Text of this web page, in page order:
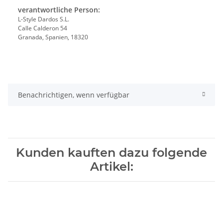
verantwortliche Person:
L-Style Dardos S.L.
Calle Calderon 54
Granada, Spanien, 18320
Benachrichtigen, wenn verfügbar
Kunden kauften dazu folgende
Artikel: